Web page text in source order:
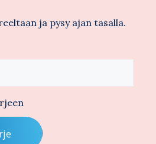
ja pysy ajan tasalla.